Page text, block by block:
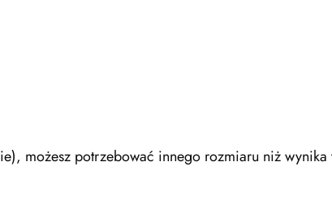
możesz potrzebować innego rozmiaru niż